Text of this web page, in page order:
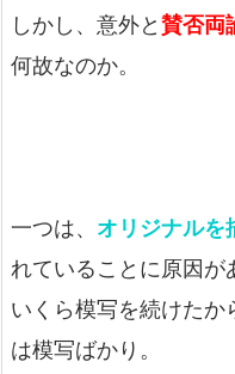
しかし、意外と賛否両
何故なのか。
一つは、 オリジナルを
れていることに原因が
いくら模写を続けた
は模写ばかり。